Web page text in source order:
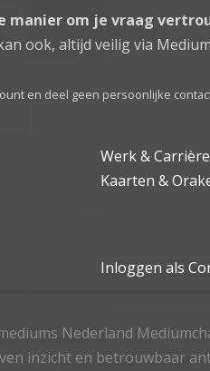
manier om je vraag
ook, altijd veilig via
en deel geen persoonlijke
Werk & Carrière
Kaarten &
Inloggen als
Nederland
inzicht en betrouwbaar